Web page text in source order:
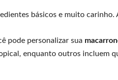
básicos e muito
pode personalizar sua
enquanto outros incluem